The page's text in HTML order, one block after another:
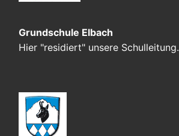
Grundschule Elbach
Hier "residiert" unsere Schulleitung.